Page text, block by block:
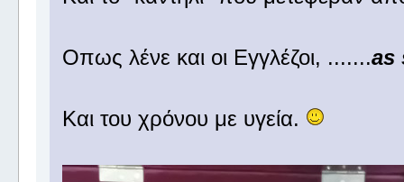
Οπως λένε και οι Εγγλέζοι, .......as
Και του χρόνου με υγεία.